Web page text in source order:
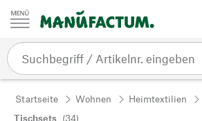
Zum Inhalt springen
Startseite Wohnen Heimtextilien
Tischsets (34)